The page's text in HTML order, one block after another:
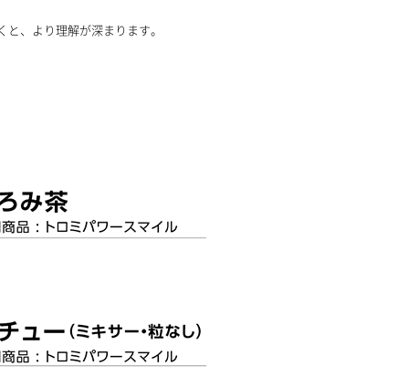
、より理解が深まります。